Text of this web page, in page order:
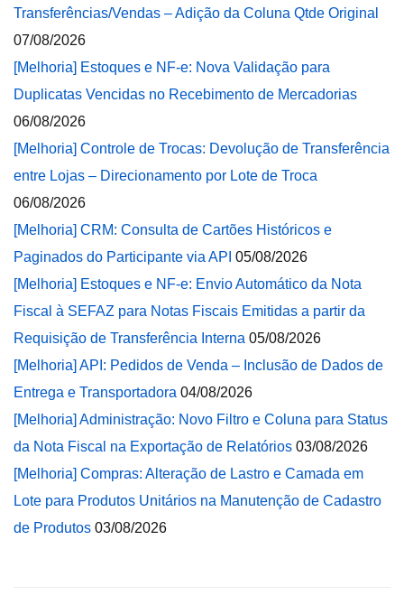
Transferências/Vendas – Adição da Coluna Qtde Original
07/08/2026
[Melhoria] Estoques e NF-e: Nova Validação para
Duplicatas Vencidas no Recebimento de Mercadorias
06/08/2026
[Melhoria] Controle de Trocas: Devolução de Transferência
entre Lojas – Direcionamento por Lote de Troca
06/08/2026
[Melhoria] CRM: Consulta de Cartões Históricos e
Paginados do Participante via API 05/08/2026
[Melhoria] Estoques e NF-e: Envio Automático da Nota
Fiscal à SEFAZ para Notas Fiscais Emitidas a partir da
Requisição de Transferência Interna 05/08/2026
[Melhoria] API: Pedidos de Venda – Inclusão de Dados de
Entrega e Transportadora 04/08/2026
[Melhoria] Administração: Novo Filtro e Coluna para Status
da Nota Fiscal na Exportação de Relatórios 03/08/2026
[Melhoria] Compras: Alteração de Lastro e Camada em
Lote para Produtos Unitários na Manutenção de Cadastro
de Produtos 03/08/2026